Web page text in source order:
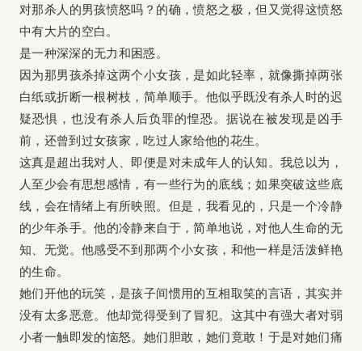
对那杀人的男孩愤怒吗？的确，愤怒之极，但又觉得这愤怒
中有大片的空白。
是一种深深的无力和困惑。
因为那男孩杀掉这两个小女孩，是如此轻率，就像撕掉两张
白纸或折断一根树枝，简单顺手。他似乎既没有杀人时的迟
疑恐惧，也没有杀人后负罪的惶恐。据说在被发现是凶手
前，还曾到过女孩家，吃过人家给他的花生。
这真是超出我对人、即便是对未成年人的认知。我总以为，
人至少会有思想感情，有一些行为的底线；如果突破这些底
线，会在情绪上有所映照。但是，我看见的，只是一个冷静
的少年杀手。他的冷静来自于，简单地说，对他人生命的无
知、无觉。他感受不到那两个小女孩，和他一样是活泼鲜艳
的生命。
她们开他的玩笑，是孩子间惯用的互相取笑的言语，其实并
没有太多恶意。他却觉得受到了冒犯。这其中有强大者对弱
小者一触即发的恼怒。她们胆敢，她们竟敢！于是对她们痛